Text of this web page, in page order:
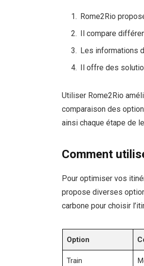
Rome2Rio
Il compare
Les informations
Il offre des
Utiliser Rome2Rio
comparaison des
ainsi chaque étape de
Comment
Pour optimiser vos
propose diverses
carbone pour choisir
Option
Train